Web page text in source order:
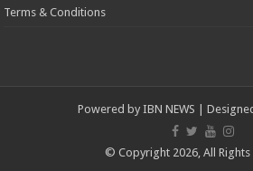
Terms & Conditions
Powered by IBN NEWS |
© Copyright 2026, All Rights